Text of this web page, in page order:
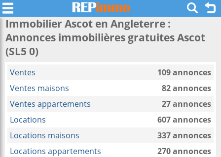
Immobilier Ascot en Angleterre :
Annonces immobilières gratuites Ascot
(SL5 0)
Ventes
109 annonces
Ventes maisons
82 annonces
Ventes appartements
27 annonces
Locations
607 annonces
Locations maisons
337 annonces
Locations appartements
270 annonces